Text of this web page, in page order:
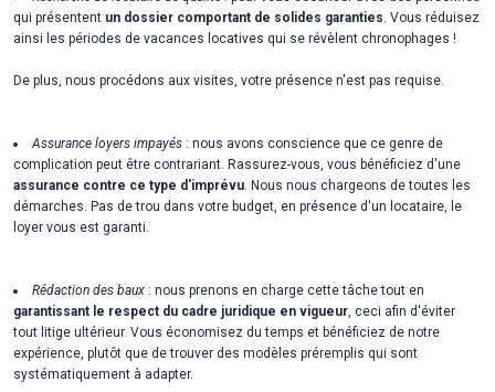
qui présentent un dossier comportant de solides garanties . Vous réduisez
ainsi les périodes de vacances locatives qui se révèlent chronophages !
De plus, nous procédons aux visites, votre présence n'est pas requise.
Assurance loyers impayés : nous avons conscience que ce genre de
complication peut être contrariant. Rassurez-vous, vous bénéficiez d'une
assurance contre ce type d'imprévu . Nous nous chargeons de toutes les
démarches. Pas de trou dans votre budget, en présence d'un locataire, le
loyer vous est garanti.
Rédaction des baux : nous prenons en charge cette tâche tout en
garantissant le respect du cadre juridique en vigueur , ceci afin d'éviter
tout litige ultérieur. Vous économisez du temps et bénéficiez de notre
expérience, plutôt que de trouver des modèles préremplis qui sont
systématiquement à adapter.